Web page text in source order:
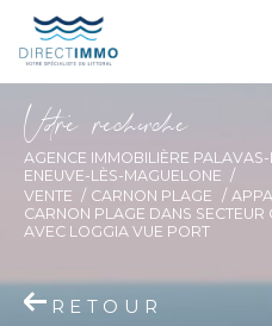
Vore recece
AGENCE IMMOBILIÈRE
ENEUVE-LÈS-MAGUELONE
VENTE
CARNON PLAGE
CARNON PLAGE DANS SECTEUR
AVEC LOGGIA VUE PORT
RETOUR